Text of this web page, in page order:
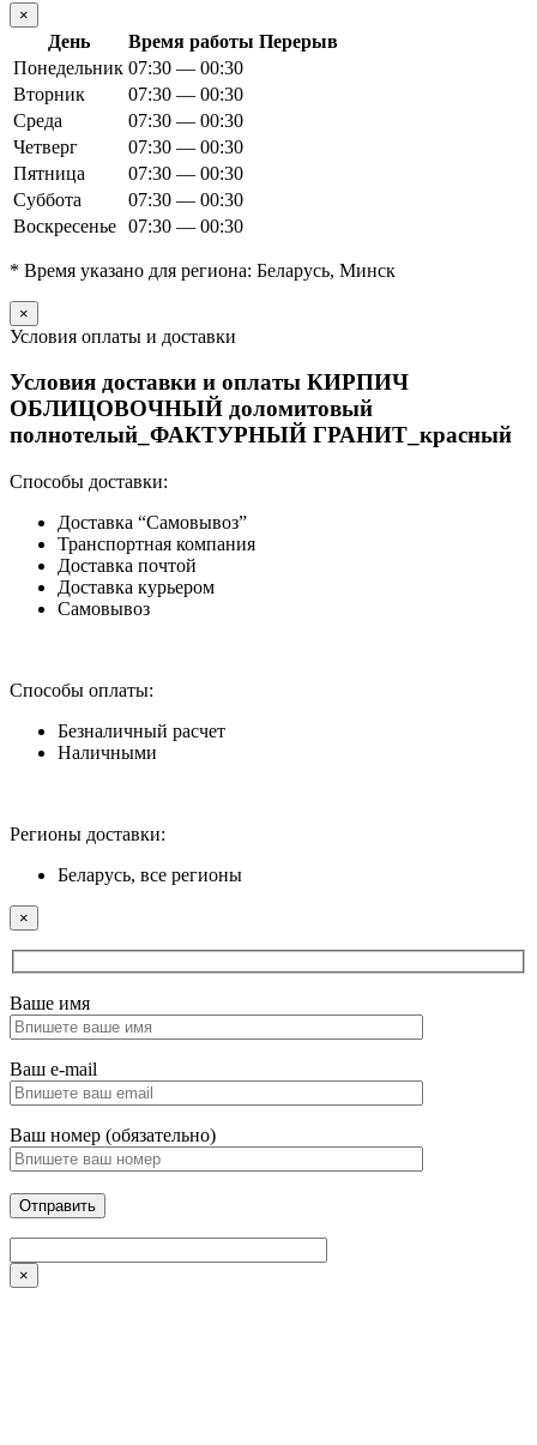
×
День Время работы Перерыв
Понедельник 07:30 — 00:30
Вторник
07:30 — 00:30
Среда
07:30 — 00:30
Четверг
07:30 — 00:30
Пятница
07:30 — 00:30
Суббота
07:30 — 00:30
Воскресенье 07:30 — 00:30
* Время указано для региона: Беларусь, Минск
×
Условия оплаты и доставки
Условия доставки и оплаты КИРПИЧ
ОБЛИЦОВОЧНЫЙ доломитовый
полнотелый_ФАКТУРНЫЙ ГРАНИТ_красный
Способы доставки:
Доставка “Самовывоз”
Транспортная компания
Доставка почтой
Доставка курьером
Самовывоз
Способы оплаты:
Безналичный расчет
Наличными
Регионы доставки:
Беларусь, все регионы
×
Ваше имя
Ваш e-mail
Ваш номер (обязательно)
×